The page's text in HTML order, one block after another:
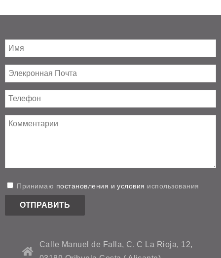
Принимаю постановления и условия использования
Calle Manuel de Falla, C. C La Rioja, 12,